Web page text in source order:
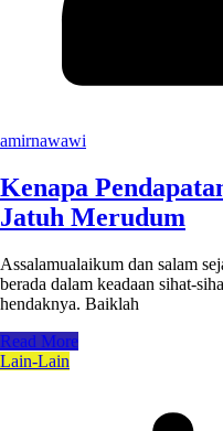
amirnawawi
Kenapa
Jatuh Merudum
Assalamualaikum dan salam
berada dalam keadaan sihat-
hendaknya. Baiklah
Read More
Lain-Lain